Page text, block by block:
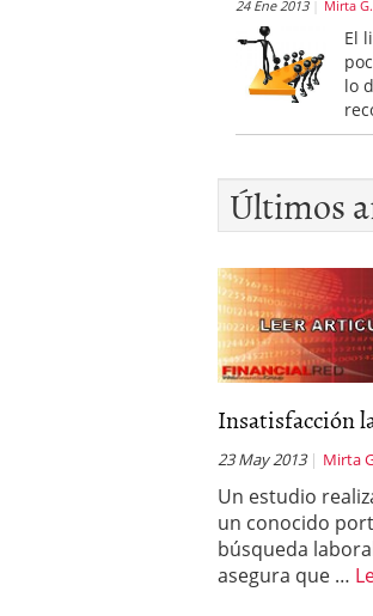
24 Ene 2013 Mirta
El
lo
Últimos
Insatisfacción
23 May 2013 Mirta
Un estudio
un conocido
búsqueda
asegura que …